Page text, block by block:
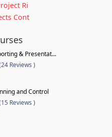
Ri
Cont
& Presentat...
Reviews )
and Control
Reviews )